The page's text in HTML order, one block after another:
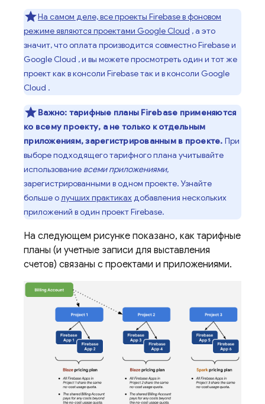
На самом деле, все проекты Firebase в фоновом
режиме являются проектами Google Cloud , а это
значит, что оплата производится совместно Firebase и
Google Cloud , и вы можете просмотреть один и тот же
проект как в консоли Firebaseтак и в консоли Google
Cloud .
Важно: тарифные планы Firebase применяются
ко всему проекту, а не только к отдельным
приложениям, зарегистрированным в проекте. При
выборе подходящего тарифного плана учитывайте
использование всеми приложениями,
зарегистрированными в одном проекте. Узнайте
больше олучших практикахдобавления нескольких
приложений в один проект Firebase.
На следующем рисунке показано, как тарифные
планы (и учетные записи для выставления
счетов) связаны с проектами и приложениями.